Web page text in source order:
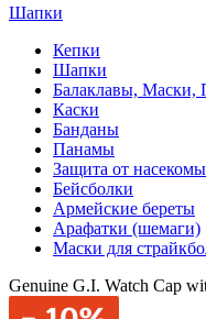
Шапки
Кепки
Шапки
Балаклавы, Маски,
Каски
Банданы
Панамы
Защита от
Бейсболки
Армейские береты
Арафатки (шемаги)
Маски для
Genuine G.I. Watch Cap